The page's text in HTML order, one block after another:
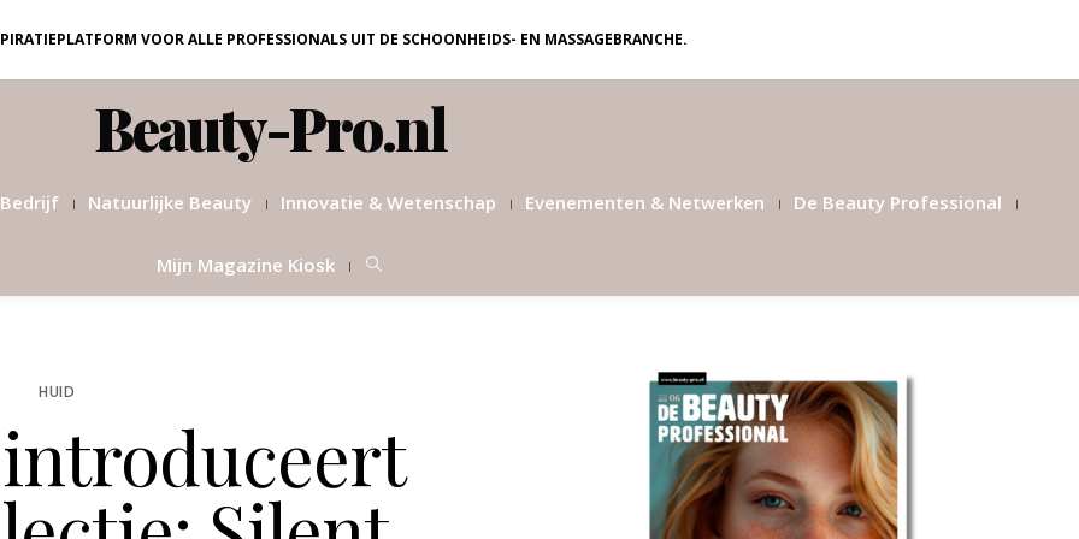
VOOR ALLE PROFESSIONALS UIT DE SCHOONHEIDS- EN MASSAGEBRANCHE.
Beauty-Pro.nl
Natuurlijke Beauty Innovatie & Wetenschap Evenementen & Netwerken De Beauty Professional
Mijn Magazine Kiosk
HUID
introduceert